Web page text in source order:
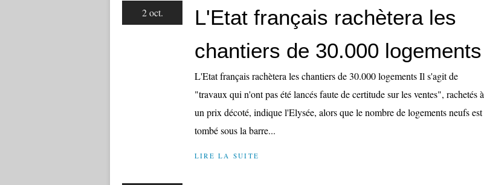
2 oct.
L'Etat français rachètera les
chantiers de 30.000 logements
L'Etat français rachètera les chantiers de 30.000 logements Il s'agit de
"travaux qui n'ont pas été lancés faute de certitude sur les ventes", rachetés à
un prix décoté, indique l'Elysée, alors que le nombre de logements neufs est
tombé sous la barre...
LIRE LA SUITE